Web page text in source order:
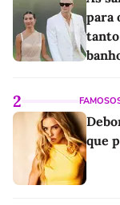
para
tanto
2
que